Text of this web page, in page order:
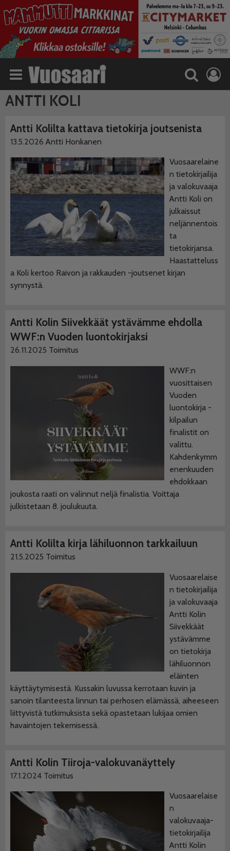
ANTTI KOLI
Antti Kolilta kattava tietokirja joutsenista
13.5.2026 Antti Honkanen
Vuosaarelaine
n tietokirjailija
ja valokuvaaja
Antti Koli on
julkaissut
neljännentois
ta
tietokirjansa.
Haastatteluss
a Koli kertoo Raivon ja rakkauden -joutsenet kirjan
synnystä.
Antti Kolin Siivekkäät ystävämme ehdolla
WWF:n Vuoden luontokirjaksi
26.11.2025 Toimitus
WWF:n
vuosittaisen
Vuoden
luontokirja -
kilpailun
finalistit on
valittu.
Kahdenkymm
enenkuuden
ehdokkaan
joukosta raati on valinnut neljä finalistia. Voittaja
julkistetaan 8. joulukuuta.
Antti Kolilta kirja lähiluonnon tarkkailuun
21.5.2025 Toimitus
Vuosaarelaise
n tietokirjailija
ja valokuvaaja
Antti Kolin
Siivekkäät
ystävämme
on tietokirja
lähiluonnon
eläinten
käyttäytymisestä. Kussakin luvussa kerrotaan kuvin ja
sanoin tilanteesta linnun tai perhosen elämässä, aiheeseen
liittyvistä tutkimuksista sekä opastetaan lukijaa omien
havaintojen tekemisessä.
Antti Kolin Tiiroja-valokuvanäyttely
17.1.2024 Toimitus
Vuosaarelaise
n
valokuvaaja-
tietokirjailija
Antti Kolin